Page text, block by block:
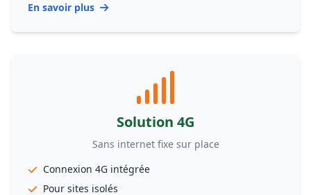
En savoir plus
Solution 4G
Sans internet fixe sur place
Connexion 4G intégrée
Pour sites isolés